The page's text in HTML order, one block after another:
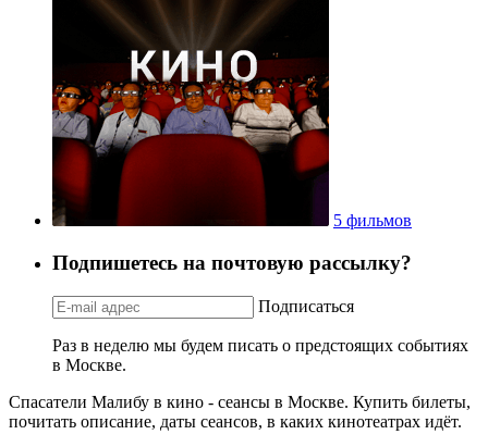
5 фильмов
Подпишетесь на почтовую рассылку?
Подписаться
Раз в неделю мы будем писать о предстоящих событиях
в Москве.
Спасатели Малибу в кино - сеансы в Москве. Купить билеты,
почитать описание, даты сеансов, в каких кинотеатрах идёт.